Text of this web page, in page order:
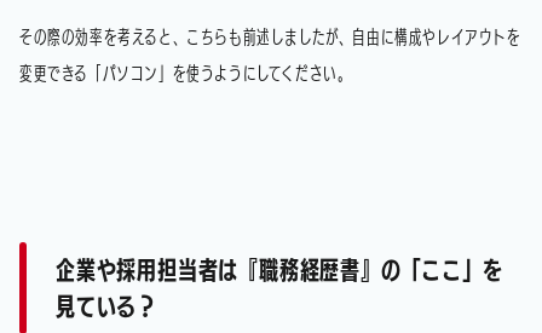
その際の効率を考えると、こちらも前述しましたが、自由に構成やレイアウトを
変更できる「パソコン」を使うようにしてください。
企業や採用担当者は『職務経歴書』の「ここ」を
見ている？